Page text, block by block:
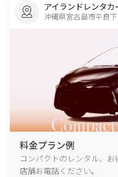
アイランドレンタカ
沖縄県宮古島市平良下
料金プラン例
コンパクトのレンタル、
店舗お電話ください。